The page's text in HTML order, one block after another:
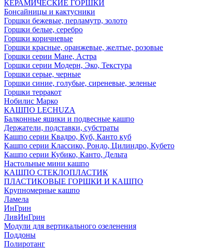
КЕРАМИЧЕСКИЕ ГОРШКИ
Бонсайницы и кактусники
Горшки бежевые, перламутр, золото
Горшки белые, серебро
Горшки коричневые
Горшки красные, оранжевые, желтые, розовые
Горшки серии Мане, Астра
Горшки серии Модерн, Эко, Текстура
Горшки серые, черные
Горшки синие, голубые, сиреневые, зеленые
Горшки терракот
Нобилис Марко
КАШПО LECHUZA
Балконные ящики и подвесные кашпо
Держатели, подставки, субстраты
Кашпо серии Квадро, Куб, Канто куб
Кашпо серии Классико, Рондо, Цилиндро, Кубето
Кашпо серии Кубико, Канто, Дельта
Настольные мини кашпо
КАШПО СТЕКЛОПЛАСТИК
ПЛАСТИКОВЫЕ ГОРШКИ И КАШПО
Крупномерные кашпо
Ламела
ИнГрин
ЛивИнГрин
Модули для вертикального озеленения
Поддоны
Полиротанг